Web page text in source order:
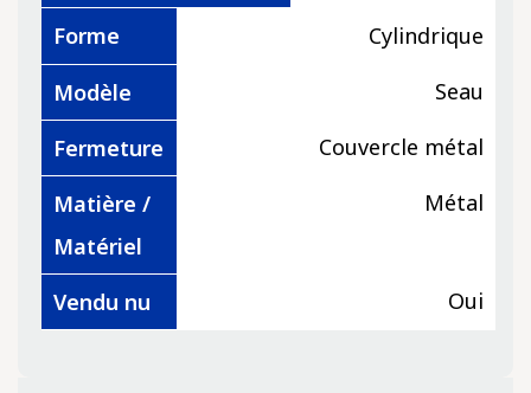
Forme
Cylindrique
Modèle
Seau
Fermeture
Couvercle métal
Matière /
Matériel
Métal
Vendu nu Oui